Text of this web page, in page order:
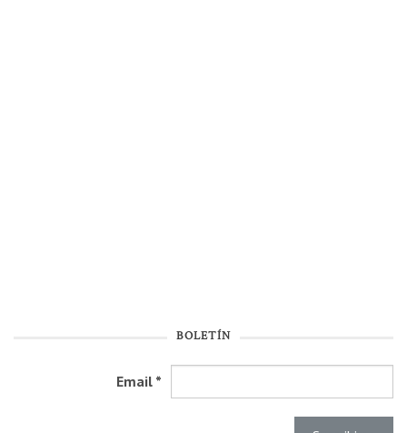
BOLETÍN
Email *